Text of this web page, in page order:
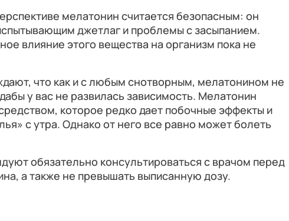
мелатонин считается безопасным: он
джетлаг и проблемы с засыпанием.
влияние этого вещества на организм пока не
что как и с любым снотворным, мелатонином не
у вас не развилась зависимость. Мелатонин
которое редко дает побочные эффекты и
с утра. Однако от него все равно может болеть
обязательно консультироваться с врачом перед
а также не превышать выписанную дозу.